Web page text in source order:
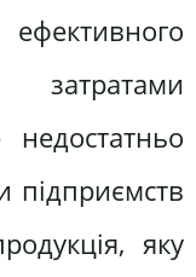
затратами
підприємств
яку